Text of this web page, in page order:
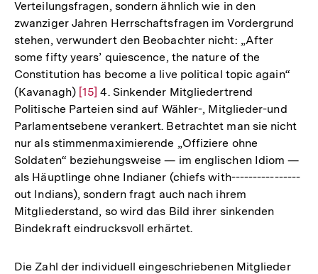
Verteilungsfragen, sondern ähnlich wie in den
zwanziger Jahren Herrschaftsfragen im Vordergrund
stehen, verwundert den Beobachter nicht: „After
some fifty years’ quiescence, the nature of the
Constitution has become a live political topic again“
(Kavanagh) Zur
Auflösung
der
Fußnote
[15] 4. Sinkender Mitgliedertrend
Politische Parteien sind auf Wähler-, Mitglieder-und
Parlamentsebene verankert. Betrachtet man sie nicht
nur als stimmenmaximierende „Offiziere ohne
Soldaten“ beziehungsweise — im englischen Idiom —
als Häuptlinge ohne Indianer (chiefs with----------------
out Indians), sondern fragt auch nach ihrem
Mitgliederstand, so wird das Bild ihrer sinkenden
Bindekraft eindrucksvoll erhärtet.
Die Zahl der individuell eingeschriebenen Mitglieder